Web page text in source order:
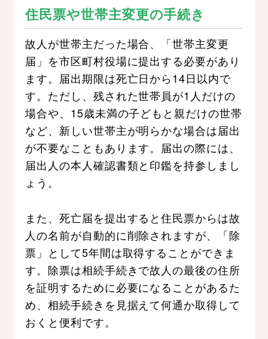
住民票や世帯主変更の手続き
故人が世帯主だった場合、「世帯主変更
届」を市区町村役場に提出する必要があり
ます。届出期限は死亡日から14日以内で
す。ただし、残された世帯員が1人だけの
場合や、15歳未満の子どもと親だけの世帯
など、新しい世帯主が明らかな場合は届出
が不要なこともあります。届出の際には、
届出人の本人確認書類と印鑑を持参しまし
ょう。
また、死亡届を提出すると住民票からは故
人の名前が自動的に削除されますが、「除
票」として5年間は取得することができま
す。除票は相続手続きで故人の最後の住所
を証明するために必要になることがあるた
め、相続手続きを見据えて何通か取得して
おくと便利です。